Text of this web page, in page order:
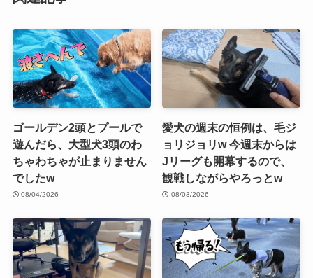
ゴールデン2頭とプールで
遊んだら、大型犬3頭のわ
ちゃわちゃが止まりません
でしたw
08/04/2026
愛犬の週末の恒例は、毛ジ
ョリジョリw 今週末からは
Jリーグも開幕するので、
観戦しながらやろっとw
08/03/2026